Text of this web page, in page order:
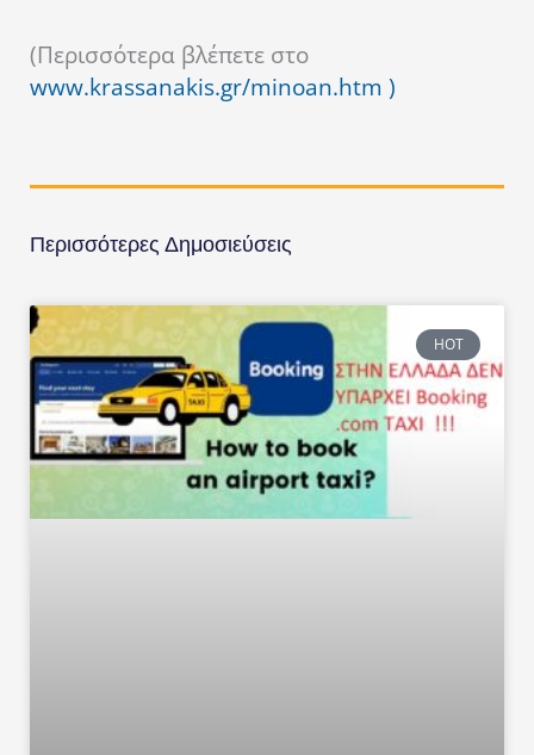
(Περισσότερα βλέπετε στο
www.krassanakis.gr/minoan.htm )
Περισσότερες Δημοσιεύσεις
HOT